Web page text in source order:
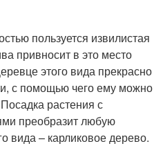
пользуется извилистая
привносит в это место
этого вида прекрасно
с помощью чего ему можно
растения с
преобразит любую
вида – карликовое дерево.